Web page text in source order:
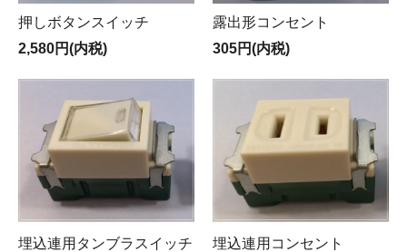
押しボタンスイッチ
2,580円(内税)
露出形コンセント
305円(内税)
埋込連用タンブラスイッチ
埋込連用コンセント